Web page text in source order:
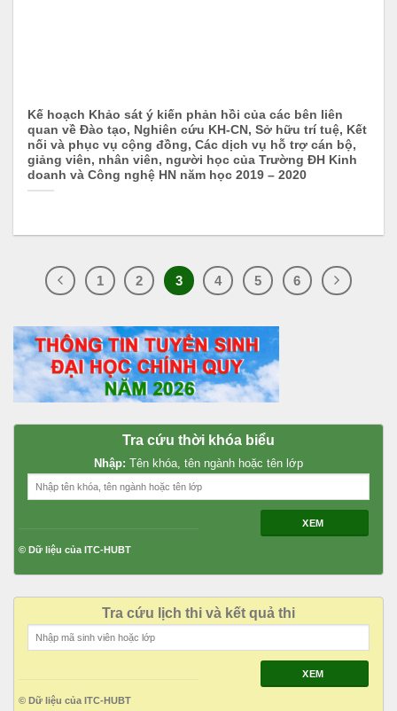
Kế hoạch Khảo sát ý kiến phản hồi của các bên liên
quan về Đào tạo, Nghiên cứu KH-CN, Sở hữu trí tuệ, Kết
nối và phục vụ cộng đồng, Các dịch vụ hỗ trợ cán bộ,
giảng viên, nhân viên, người học của Trường ĐH Kinh
doanh và Công nghệ HN năm học 2019 – 2020
1 2 3 4 5 6
Tra cứu thời khóa biểu
Nhập: Tên khóa, tên ngành hoặc tên lớp
XEM
© Dữ liệu của ITC-HUBT
Tra cứu lịch thi và kết quả thi
XEM
© Dữ liệu của ITC-HUBT